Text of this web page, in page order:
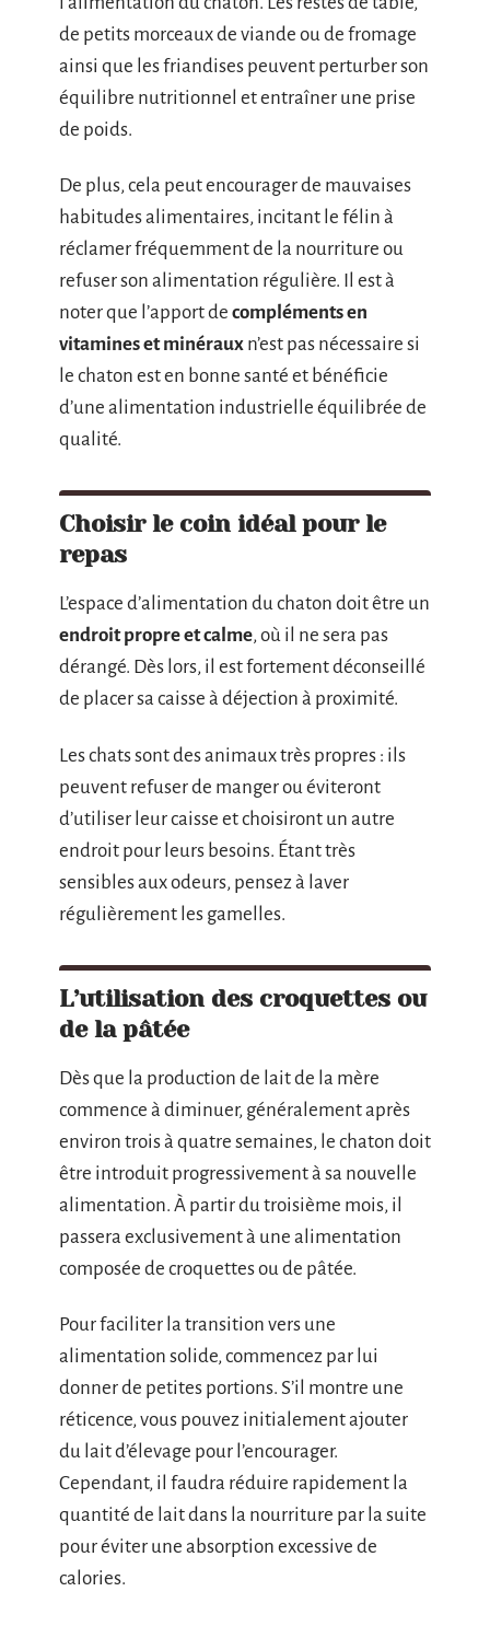
de petits morceaux de viande ou de fromage
ainsi que les friandises peuvent perturber son
équilibre nutritionnel et entraîner une prise
de poids.
De plus, cela peut encourager de mauvaises
habitudes alimentaires, incitant le félin à
réclamer fréquemment de la nourriture ou
refuser son alimentation régulière. Il est à
noter que l’apport de compléments en
vitamines et minéraux n’est pas nécessaire si
le chaton est en bonne santé et bénéficie
d’une alimentation industrielle équilibrée de
qualité.
Choisir le coin idéal pour le
repas
L’espace d’alimentation du chaton doit être un
endroit propre et calme, où il ne sera pas
dérangé. Dès lors, il est fortement déconseillé
de placer sa caisse à déjection à proximité.
Les chats sont des animaux très propres : ils
peuvent refuser de manger ou éviteront
d’utiliser leur caisse et choisiront un autre
endroit pour leurs besoins. Étant très
sensibles aux odeurs, pensez à laver
régulièrement les gamelles.
L’utilisation des croquettes ou
de la pâtée
Dès que la production de lait de la mère
commence à diminuer, généralement après
environ trois à quatre semaines, le chaton doit
être introduit progressivement à sa nouvelle
alimentation. À partir du troisième mois, il
passera exclusivement à une alimentation
composée de croquettes ou de pâtée.
Pour faciliter la transition vers une
alimentation solide, commencez par lui
donner de petites portions. S’il montre une
réticence, vous pouvez initialement ajouter
du lait d’élevage pour l’encourager.
Cependant, il faudra réduire rapidement la
quantité de lait dans la nourriture par la suite
pour éviter une absorption excessive de
calories.